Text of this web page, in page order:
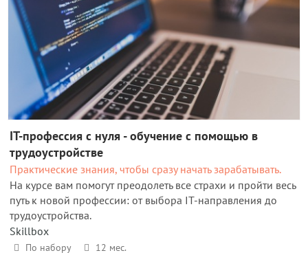
IT-профессия с нуля - обучение с помощью в
трудоустройстве
Практические знания, чтобы сразу начать зарабатывать.
На курсе вам помогут преодолеть все страхи и пройти весь
путь к новой профессии: от выбора IT-направления до
трудоустройства.
Skillbox
По набору 12 мес.